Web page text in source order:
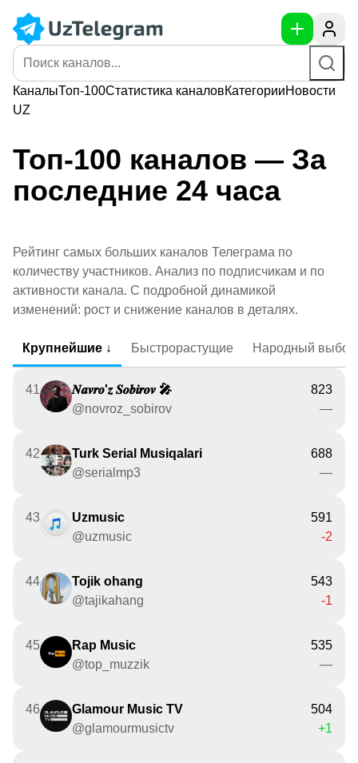
КаналыТоп-100Статистика каналовКатегорииНовости
UZ
Топ-100 каналов — За
последние 24 часа
Рейтинг самых больших каналов Телеграма по
количеству участников. Анализ по подписчикам и по
активности канала. С подробной динамикой
изменений: рост и снижение каналов в деталях.
Крупнейшие ↓ Быстрорастущие Народный выбор
41
𝑵𝒂𝒗𝒓𝒐'𝒛 𝑺𝒐𝒃𝒊𝒓𝒐𝒗 🎤
@novroz_sobirov
823
—
42
Turk Serial Musiqalari
@serialmp3
688
—
43
Uzmusic
@uzmusic
591
-2
44
Tojik ohang
@tajikahang
543
-1
45
Rap Music
@top_muzzik
535
—
46
Glamour Music TV
@glamourmusictv
504
+1